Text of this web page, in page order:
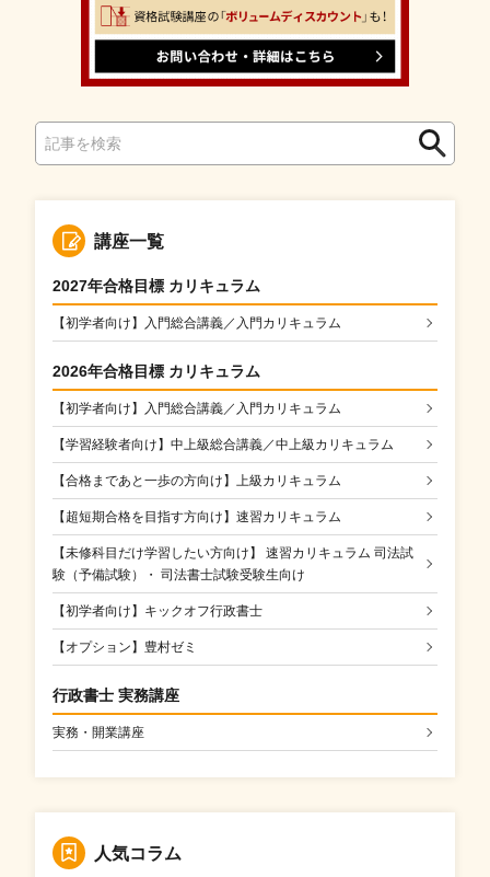
索
検
講座一覧
2027年合格目標 カリキュラム
【初学者向け】入門総合講義／入門カリキュラム
2026年合格目標 カリキュラム
【初学者向け】入門総合講義／入門カリキュラム
【学習経験者向け】中上級総合講義／中上級カリキュラム
【合格まであと一歩の方向け】上級カリキュラム
【超短期合格を目指す方向け】速習カリキュラム
【未修科目だけ学習したい方向け】 速習カリキュラム 司法試
験（予備試験）・ 司法書士試験受験生向け
【初学者向け】キックオフ行政書士
【オプション】豊村ゼミ
行政書士 実務講座
実務・開業講座
人気コラム